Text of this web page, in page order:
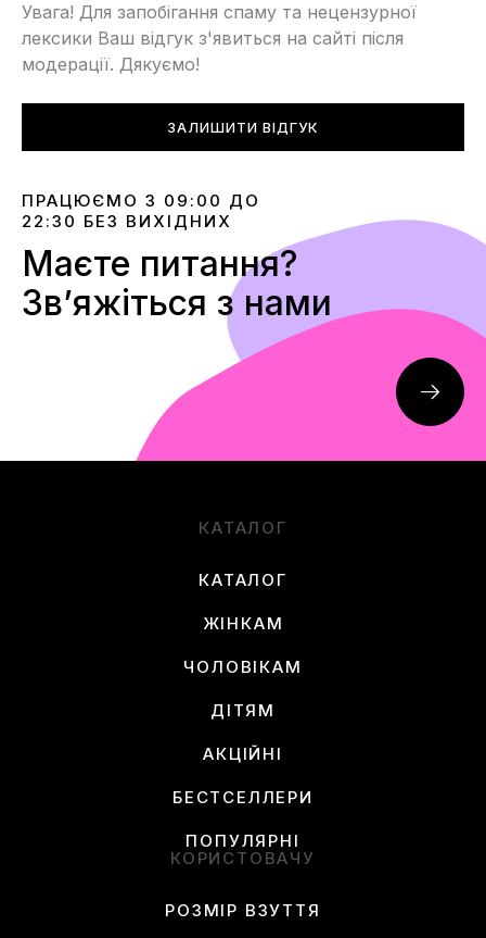
Увага! Для запобігання спаму та нецензурної
лексики Ваш відгук з'явиться на сайті після
модерації. Дякуємо!
ЗАЛИШИТИ ВІДГУК
ПРАЦЮЄМО З 09:00 ДО
22:30 БЕЗ ВИХІДНИХ
Маєте питання?
Звʼяжіться з нами
КАТАЛОГ
КАТАЛОГ
ЖІНКАМ
ЧОЛОВІКАМ
ДІТЯМ
АКЦІЙНІ
БЕСТСЕЛЛЕРИ
ПОПУЛЯРНІ
КОРИСТОВАЧУ
РОЗМІР ВЗУТТЯ